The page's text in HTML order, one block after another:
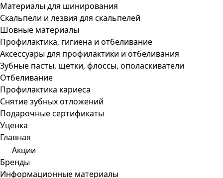
Материалы для шинирования
Скальпели и лезвия для скальпелей
Шовные материалы
Профилактика, гигиена и отбеливание
Аксессуары для профилактики и отбеливания
Зубные пасты, щетки, флоссы, ополаскиватели
Отбеливание
Профилактика кариеса
Снятие зубных отложений
Подарочные сертификаты
Уценка
Главная
Акции
Бренды
Информационные материалы